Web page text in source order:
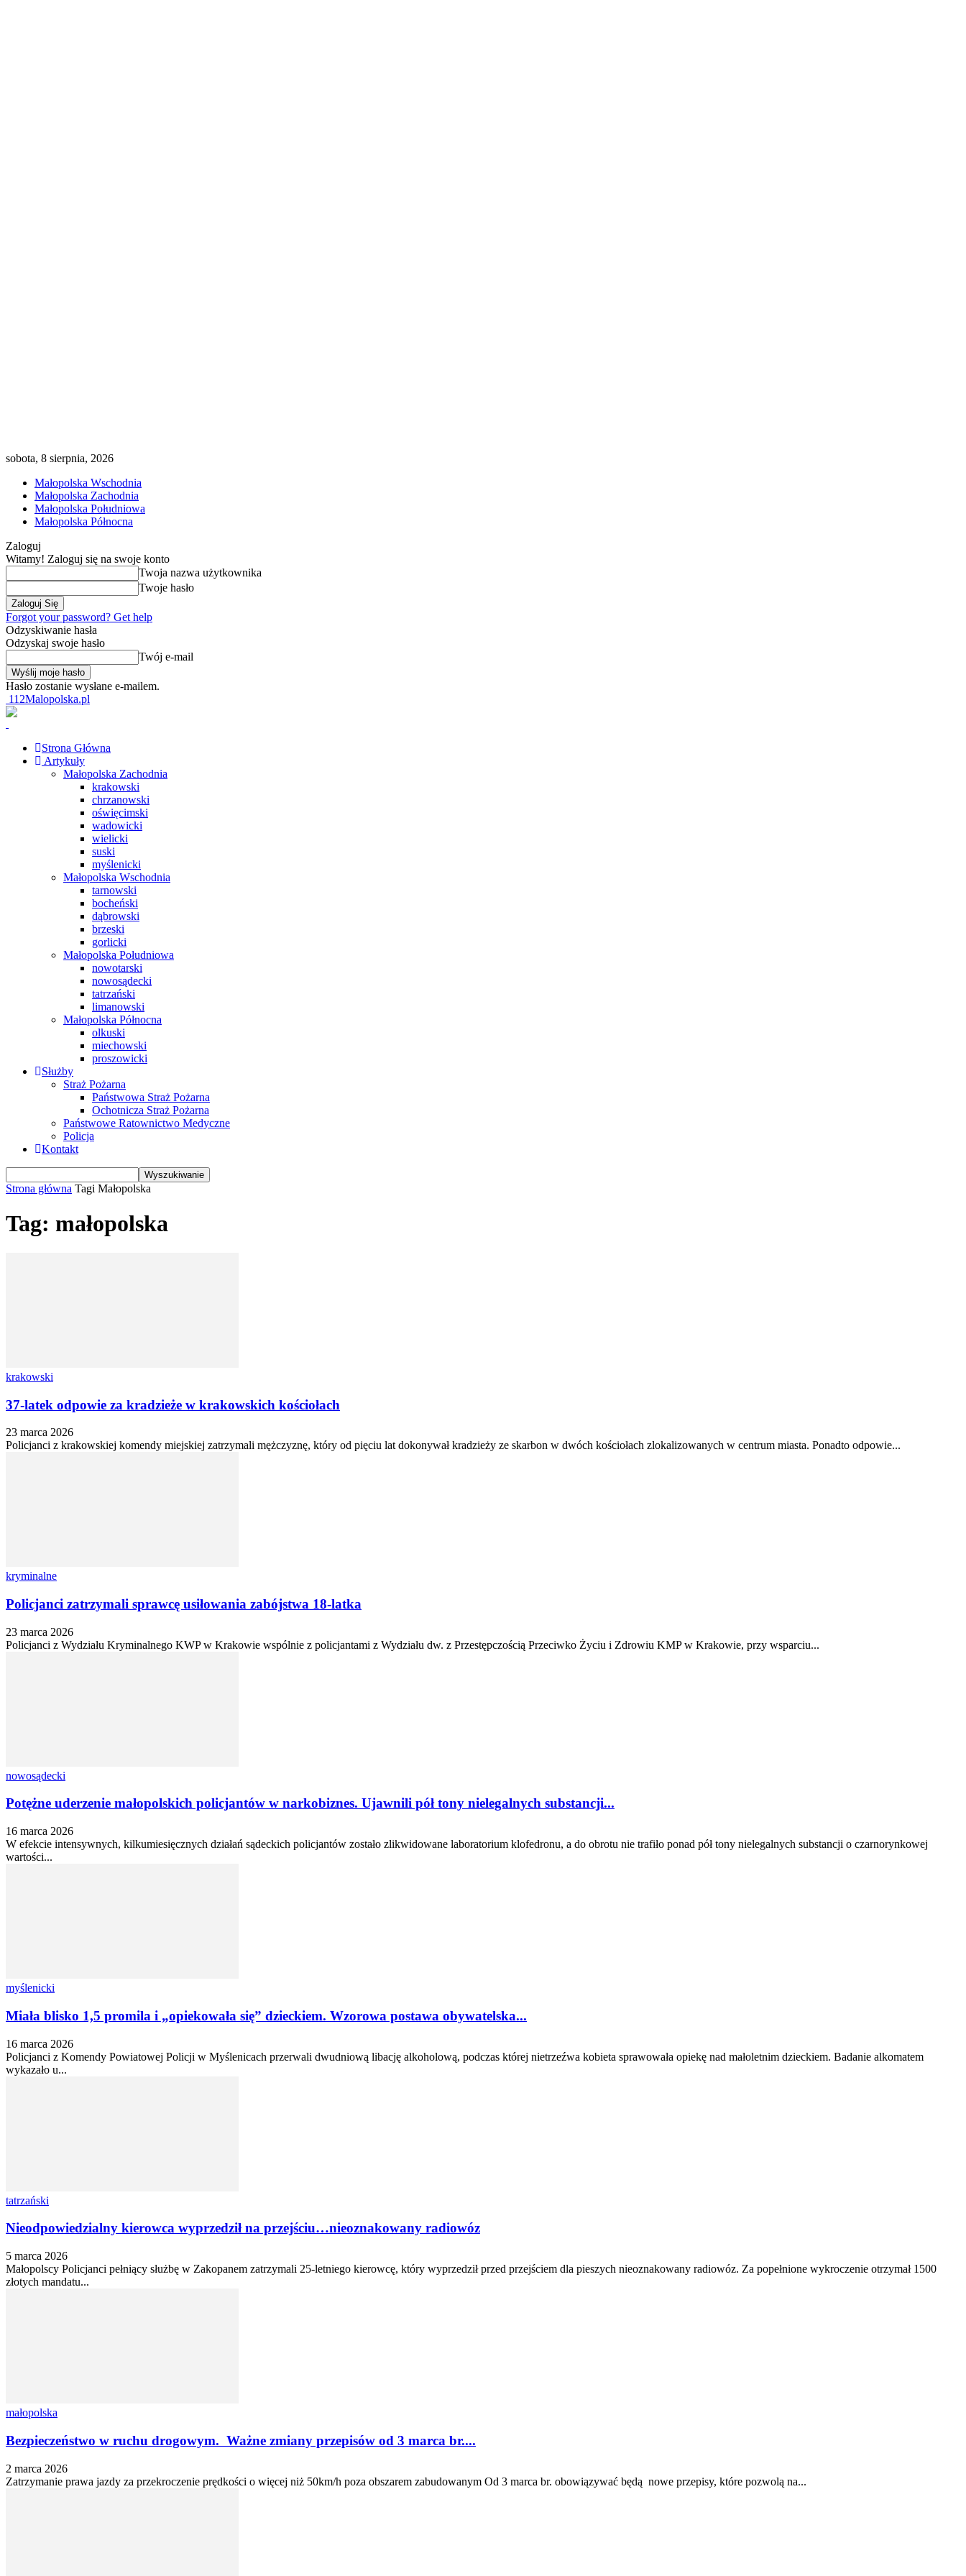
sobota, 8 sierpnia, 2026
Małopolska Wschodnia
Małopolska Zachodnia
Małopolska Południowa
Małopolska Północna
Zaloguj
Witamy! Zaloguj się na swoje konto
Twoja nazwa użytkownika
Twoje hasło
Forgot your password? Get help
Odzyskiwanie hasła
Odzyskaj swoje hasło
Twój e-mail
Hasło zostanie wysłane e-mailem.
112Malopolska.pl
Strona Główna
Artykuły
Małopolska Zachodnia
krakowski
chrzanowski
oświęcimski
wadowicki
wielicki
suski
myślenicki
Małopolska Wschodnia
tarnowski
bocheński
dąbrowski
brzeski
gorlicki
Małopolska Południowa
nowotarski
nowosądecki
tatrzański
limanowski
Małopolska Północna
olkuski
miechowski
proszowicki
Służby
Straż Pożarna
Państwowa Straż Pożarna
Ochotnicza Straż Pożarna
Państwowe Ratownictwo Medyczne
Policja
Kontakt
Strona główna Tagi Małopolska
Tag: małopolska
krakowski
37-latek odpowie za kradzieże w krakowskich kościołach
23 marca 2026
Policjanci z krakowskiej komendy miejskiej zatrzymali mężczyznę, który od pięciu lat dokonywał kradzieży ze skarbon w dwóch kościołach zlokalizowanych w centrum miasta. Ponadto odpowie...
kryminalne
Policjanci zatrzymali sprawcę usiłowania zabójstwa 18-latka
23 marca 2026
Policjanci z Wydziału Kryminalnego KWP w Krakowie wspólnie z policjantami z Wydziału dw. z Przestępczością Przeciwko Życiu i Zdrowiu KMP w Krakowie, przy wsparciu...
nowosądecki
Potężne uderzenie małopolskich policjantów w narkobiznes. Ujawnili pół tony nielegalnych substancji...
16 marca 2026
W efekcie intensywnych, kilkumiesięcznych działań sądeckich policjantów zostało zlikwidowane laboratorium klofedronu, a do obrotu nie trafiło ponad pół tony nielegalnych substancji o czarnorynkowej
wartości...
myślenicki
Miała blisko 1,5 promila i „opiekowała się” dzieckiem. Wzorowa postawa obywatelska...
16 marca 2026
Policjanci z Komendy Powiatowej Policji w Myślenicach przerwali dwudniową libację alkoholową, podczas której nietrzeźwa kobieta sprawowała opiekę nad małoletnim dzieckiem. Badanie alkomatem
wykazało u...
tatrzański
Nieodpowiedzialny kierowca wyprzedził na przejściu…nieoznakowany radiowóz
5 marca 2026
Małopolscy Policjanci pełniący służbę w Zakopanem zatrzymali 25-letniego kierowcę, który wyprzedził przed przejściem dla pieszych nieoznakowany radiowóz. Za popełnione wykroczenie otrzymał 1500
złotych mandatu...
małopolska
Bezpieczeństwo w ruchu drogowym. Ważne zmiany przepisów od 3 marca br....
2 marca 2026
Zatrzymanie prawa jazdy za przekroczenie prędkości o więcej niż 50km/h poza obszarem zabudowanym Od 3 marca br. obowiązywać będą nowe przepisy, które pozwolą na...